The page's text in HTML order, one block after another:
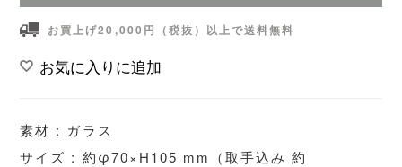
お買上げ20,000円（税抜）以上で送料無料
お気に入りに追加
素材 : ガラス
サイズ : 約φ70×H105 mm（取手込み 約